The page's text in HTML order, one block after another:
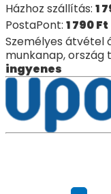
Házhoz szállítás: 1
PostaPont: 1 790Ft
Személyes átvétel
munkanap, ország
ingyenes